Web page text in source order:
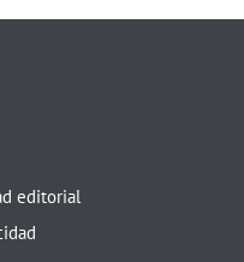
editorial